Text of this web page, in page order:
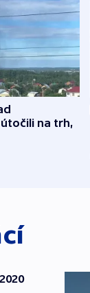
na trh,